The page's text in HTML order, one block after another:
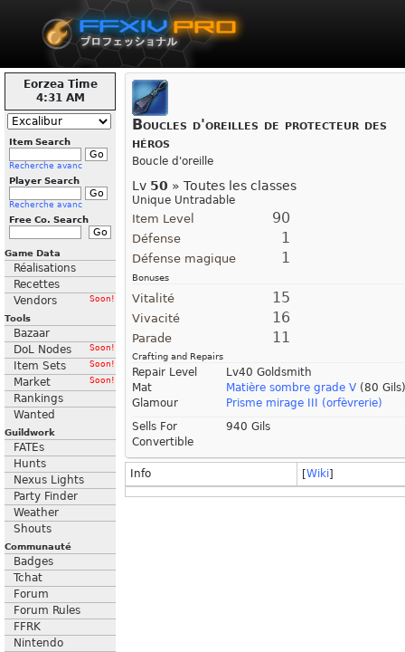
Eorzea Time
4:31 AM
Item Search
Recherche avanc
Player Search
Recherche avanc
Free Co. Search
Game Data
Réalisations
Recettes
Vendors
Soon!
Tools
Bazaar
DoL Nodes
Soon!
Item Sets Soon!
Market Soon!
Rankings
Wanted
Guildwork
FATEs
Hunts
Nexus Lights
Party Finder
Weather
Shouts
Communauté
Badges
Tchat
Forum
Forum Rules
FFRK
Nintendo
Boucles d'oreilles de protecteur des
héros
Boucle d'oreille
Lv 50 » Toutes les classes
Unique Untradable
Item Level 90
Défense 1
Défense magique 1
Bonuses
Vitalité 15
Vivacité 16
Parade 11
Crafting and Repairs
Repair Level
Lv40 Goldsmith
Mat
Matière sombre grade V (80 Gils)
Glamour
Prisme mirage III (orfèvrerie)
Sells For
940 Gils
Convertible
Info [Wiki]